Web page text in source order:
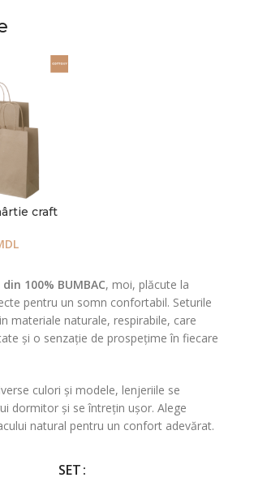
craft
100% BUMBAC, moi, plăcute la
pentru un somn confortabil. Seturile
materiale naturale, respirabile, care
și o senzație de prospețime în fiecare
culori și modele, lenjeriile se
dormitor și se întrețin ușor. Alege
natural pentru un confort adevărat.
SET